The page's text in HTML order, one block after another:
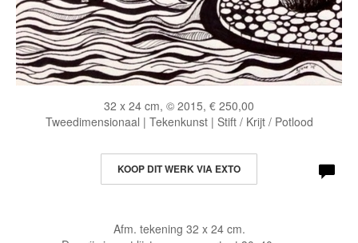
32 x 24 cm, © 2015, € 250,00
Tweedimensionaal | Tekenkunst | Stift / Krijt / Potlood
KOOP DIT WERK VIA EXTO
Afm. tekening 32 x 24 cm.